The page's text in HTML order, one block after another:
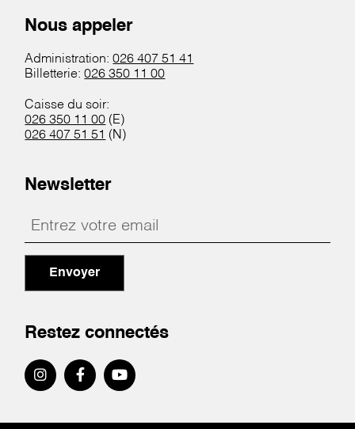
Nous appeler
Administration:026 407 51 41
Billetterie:026 350 11 00
Caisse du soir:
026 350 11 00 (E)
026 407 51 51 (N)
Newsletter
Envoyer
Restez connectés